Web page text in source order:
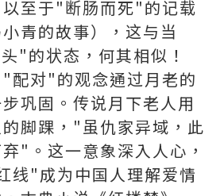
至于"断肠而死"的记载
小青的故事），这与当
"的状态，何其相似！
配对"的观念通过月老的
巩固。传说月下老人用
脚踝，"虽仇家异域，此
"。这一意象深入人心，
线"成为中国人理解爱情